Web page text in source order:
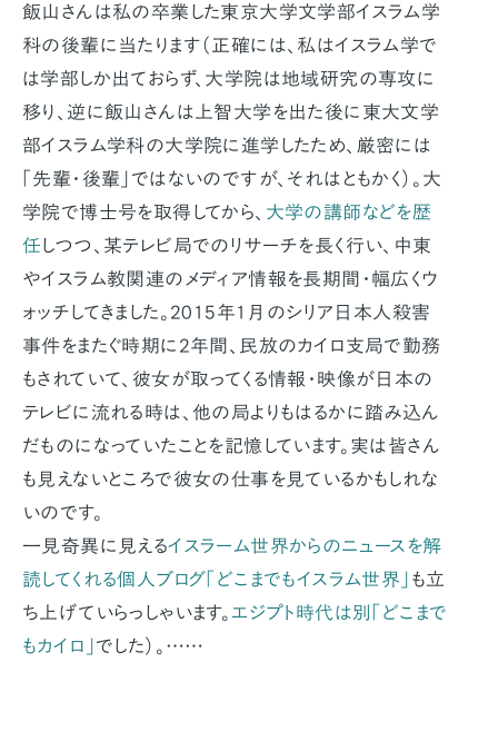
飯山さんは私の卒業した東京大学文学部イスラム学
科の後輩に当たります（正確には、私はイスラム学で
は学部しか出ておらず、大学院は地域研究の専攻に
移り、逆に飯山さんは上智大学を出た後に東大文学
部イスラム学科の大学院に進学したため、厳密には
「先輩・後輩」ではないのですが、それはともかく）。大
学院で博士号を取得してから、 大学の講師などを歴
任しつつ、某テレビ局でのリサーチを長く行い、中東
やイスラム教関連のメディア情報を長期間・幅広くウ
ォッチしてきました。2015年1月のシリア日本人殺害
事件をまたぐ時期に2年間、民放のカイロ支局で勤務
もされていて、彼女が取ってくる情報・映像が日本の
テレビに流れる時は、他の局よりもはるかに踏み込ん
だものになっていたことを記憶しています。実は皆さん
も見えないところで彼女の仕事を見ているかもしれな
いのです。
一見奇異に見えるイスラーム世界からのニュースを解
読してくれる個人ブログ「どこまでもイスラム世界」 も立
ち上げていらっしゃいます。 エジプト時代は別「どこまで
もカイロ」 でした）。……